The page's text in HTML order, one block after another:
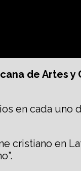
de Artes y
en cada uno
cristiano en